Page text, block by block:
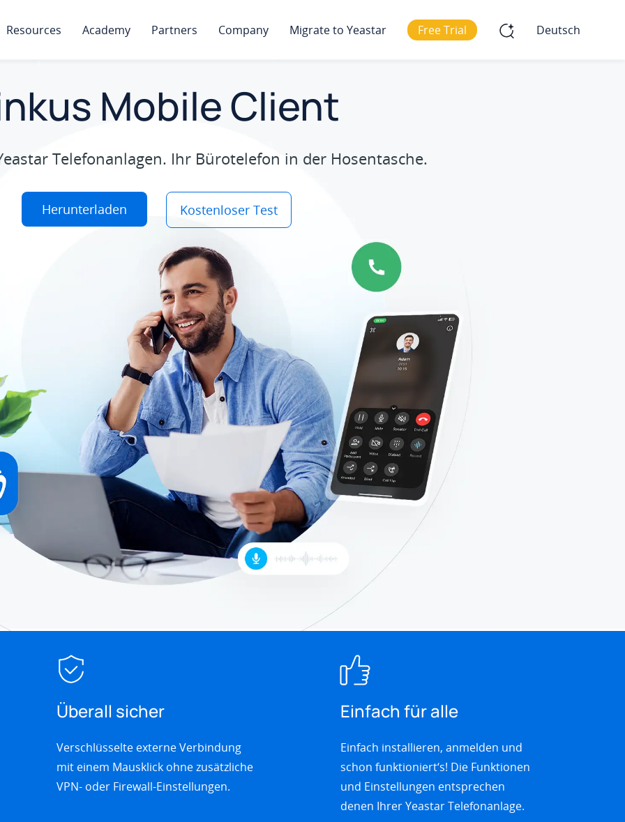
Resources Academy Partners Company Migrate to Yeastar Free Trial Deutsch
Mobile Client
Telefonanlagen. Ihr Bürotelefon in der Hosentasche.
Herunterladen Kostenloser Test
Überall sicher
Verschlüsselte externe Verbindung
mit einem Mausklick ohne zusätzliche
VPN- oder Firewall-Einstellungen.
Einfach für alle
Einfach installieren, anmelden und
schon funktioniert‘s! Die Funktionen
und Einstellungen entsprechen
denen Ihrer Yeastar Telefonanlage.